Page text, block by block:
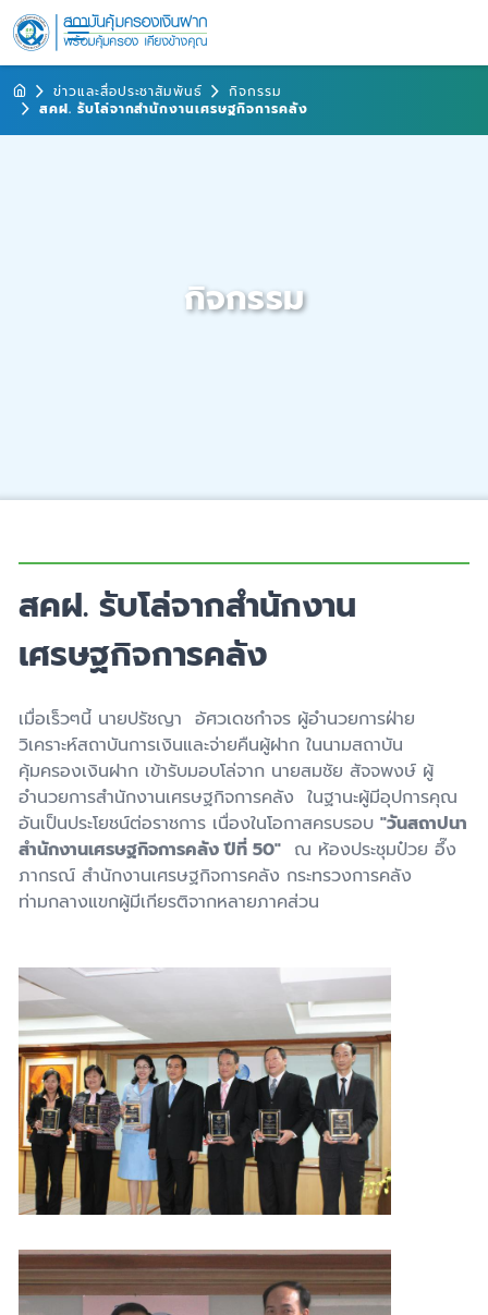
ข่าวและสื่อประชาสัมพันธ์
กิจกรรม
สคฝ. รับโล่จากสำนักงานเศรษฐกิจการคลัง
กิจกรรม
สคฝ. รับโล่จากสำนักงาน
เศรษฐกิจการคลัง
เมื่อเร็วๆนี้ นายปรัชญา อัศวเดชกำจร ผู้อำนวยการฝ่าย
วิเคราะห์สถาบันการเงินและจ่ายคืนผู้ฝาก ในนามสถาบัน
คุ้มครองเงินฝาก เข้ารับมอบโล่จาก นายสมชัย สัจจพงษ์ ผู้
อำนวยการสำนักงานเศรษฐกิจการคลัง ในฐานะผู้มีอุปการคุณ
อันเป็นประโยชน์ต่อราชการ เนื่องในโอกาสครบรอบ "วันสถาปนา
สำนักงานเศรษฐกิจการคลัง ปีที่ 50" ณ ห้องประชุมป๋วย อึ๊ง
ภากรณ์ สำนักงานเศรษฐกิจการคลัง กระทรวงการคลัง
ท่ามกลางแขกผู้มีเกียรติจากหลายภาคส่วน